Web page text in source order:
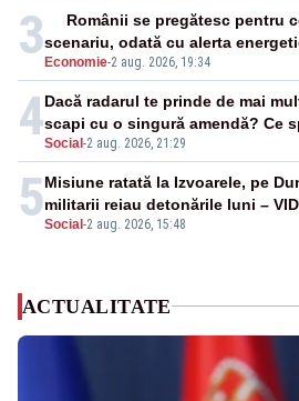
3Economie-2 aug. 2026, 19:34
Românii se pregătesc pentru
scenariu, odată cu alerta
4Social-2 aug. 2026, 21:29
Dacă radarul te prinde de mai
scapi cu o singură amendă? Ce
5Social-2 aug. 2026, 15:48
Misiune ratată la Izvoarele, pe
militarii reiau detonările luni –
ACTUALITATE